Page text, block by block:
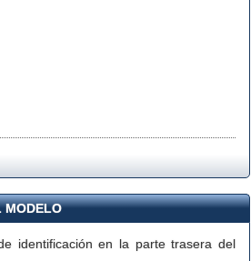
MODELO
identificación en la parte trasera del